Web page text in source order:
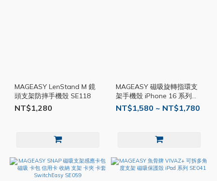
MAGEASY LenStand M 鏡
頭支架防摔手機殼 SE118
NT$1,280
MAGEASY 磁吸旋轉指環支
架手機殼 iPhone 16 系列
SE019
NT$1,580 ~ NT$1,780